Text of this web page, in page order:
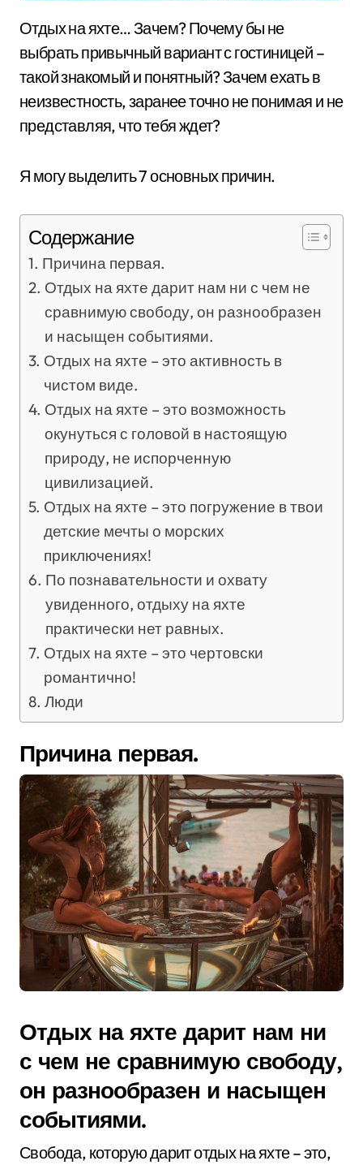
Отдых на яхте… Зачем? Почему бы не
выбрать привычный вариант с гостиницей –
такой знакомый и понятный? Зачем ехать в
неизвестность, заранее точно не понимая и не
представляя, что тебя ждет?
Я могу выделить 7 основных причин.
Содержание
Причина первая.
Отдых на яхте дарит нам ни с чем не
сравнимую свободу, он разнообразен
и насыщен событиями.
Отдых на яхте – это активность в
чистом виде.
Отдых на яхте – это возможность
окунуться с головой в настоящую
природу, не испорченную
цивилизацией.
Отдых на яхте – это погружение в твои
детские мечты о морских
приключениях!
По познавательности и охвату
увиденного, отдыху на яхте
практически нет равных.
Отдых на яхте – это чертовски
романтично!
Люди
Причина первая.
Отдых на яхте дарит нам ни
с чем не сравнимую свободу,
он разнообразен и насыщен
событиями.
Свобода, которую дарит отдых на яхте – это,